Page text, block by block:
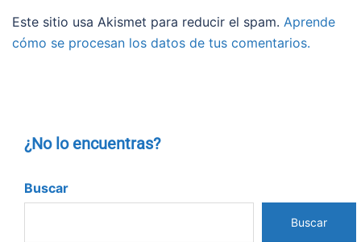
Este sitio usa Akismet para reducir el spam. Aprende
cómo se procesan los datos de tus comentarios.
¿No lo encuentras?
Buscar
Buscar